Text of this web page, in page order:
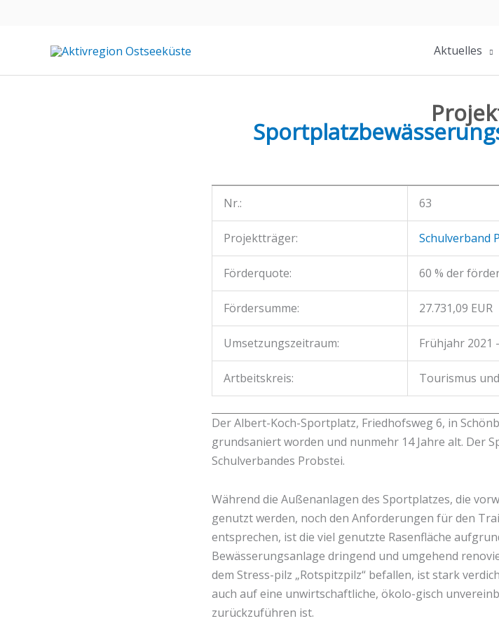
Aktuelles
Nr.: 63
Projektträger: Schulverband
Förderquote: 60 % der
Fördersumme: 27.731,09 EUR
Umsetzungszeitraum: Frühjahr 2021
Artbeitskreis: Tourismus
Der Albert-Koch-Sportplatz, Friedhofsweg 6, in
grundsaniert worden und nunmehr 14 Jahre alt. Der
Schulverbandes Probstei.
Während die Außenanlagen des Sportplatzes, die
genutzt werden, noch den Anforderungen für den
entsprechen, ist die viel genutzte Rasenfläche
Bewässerungsanlage dringend und umgehend
dem Stress-pilz „Rotspitzpilz“ befallen, ist stark
auch auf eine unwirtschaftliche, ökolo-gisch
zurückzuführen ist.